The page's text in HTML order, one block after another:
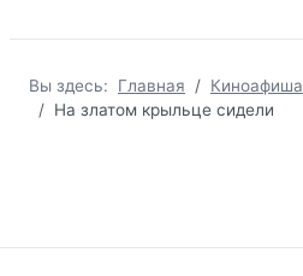
Вы здесь: Главная Киноафиша
На златом крыльце сидели